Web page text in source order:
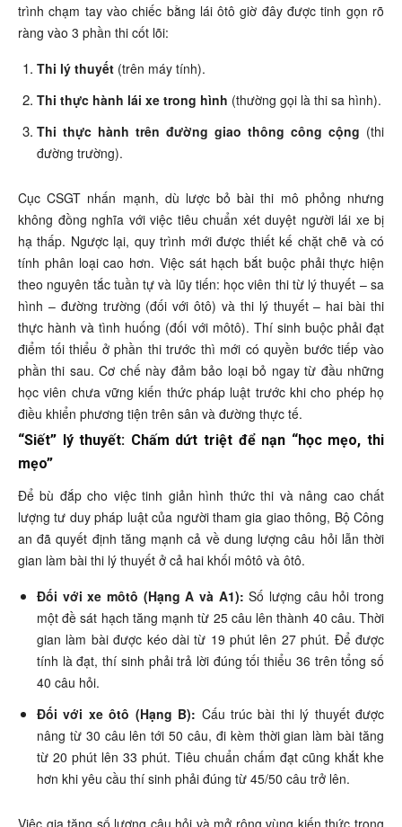
trình chạm tay vào chiếc bằng lái ôtô giờ đây được tinh gọn rõ
ràng vào 3 phần thi cốt lõi:
Thi lý thuyết (trên máy tính).
Thi thực hành lái xe trong hình (thường gọi là thi sa hình).
Thi thực hành trên đường giao thông công cộng (thi
đường trường).
Cục CSGT nhấn mạnh, dù lược bỏ bài thi mô phỏng nhưng
không đồng nghĩa với việc tiêu chuẩn xét duyệt người lái xe bị
hạ thấp. Ngược lại, quy trình mới được thiết kế chặt chẽ và có
tính phân loại cao hơn. Việc sát hạch bắt buộc phải thực hiện
theo nguyên tắc tuần tự và lũy tiến: học viên thi từ lý thuyết – sa
hình – đường trường (đối với ôtô) và thi lý thuyết – hai bài thi
thực hành và tình huống (đối với môtô). Thí sinh buộc phải đạt
điểm tối thiểu ở phần thi trước thì mới có quyền bước tiếp vào
phần thi sau. Cơ chế này đảm bảo loại bỏ ngay từ đầu những
học viên chưa vững kiến thức pháp luật trước khi cho phép họ
điều khiển phương tiện trên sân và đường thực tế.
“Siết” lý thuyết: Chấm dứt triệt để nạn “học mẹo, thi
mẹo”
Để bù đắp cho việc tinh giản hình thức thi và nâng cao chất
lượng tư duy pháp luật của người tham gia giao thông, Bộ Công
an đã quyết định tăng mạnh cả về dung lượng câu hỏi lẫn thời
gian làm bài thi lý thuyết ở cả hai khối môtô và ôtô.
Đối với xe môtô (Hạng A và A1): Số lượng câu hỏi trong
một đề sát hạch tăng mạnh từ 25 câu lên thành 40 câu. Thời
gian làm bài được kéo dài từ 19 phút lên 27 phút. Để được
tính là đạt, thí sinh phải trả lời đúng tối thiểu 36 trên tổng số
40 câu hỏi.
Đối với xe ôtô (Hạng B): Cấu trúc bài thi lý thuyết được
nâng từ 30 câu lên tới 50 câu, đi kèm thời gian làm bài tăng
từ 20 phút lên 33 phút. Tiêu chuẩn chấm đạt cũng khắt khe
hơn khi yêu cầu thí sinh phải đúng từ 45/50 câu trở lên.
Việc gia tăng số lượng câu hỏi và mở rộng vùng kiến thức trong